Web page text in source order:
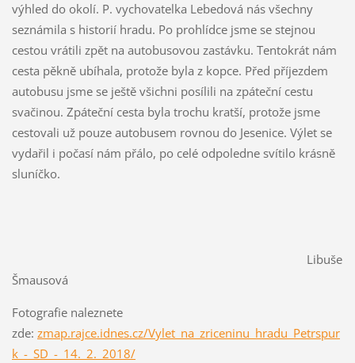
výhled do okolí. P. vychovatelka Lebedová nás všechny
seznámila s historií hradu. Po prohlídce jsme se stejnou
cestou vrátili zpět na autobusovou zastávku. Tentokrát nám
cesta pěkně ubíhala, protože byla z kopce. Před příjezdem
autobusu jsme se ještě všichni posílili na zpáteční cestu
svačinou. Zpáteční cesta byla trochu kratší, protože jsme
cestovali už pouze autobusem rovnou do Jesenice. Výlet se
vydařil i počasí nám přálo, po celé odpoledne svítilo krásně
sluníčko.
Libuše
Šmausová
Fotografie naleznete
zde: zmap.rajce.idnes.cz/Vylet_na_zriceninu_hradu_Petrspur
k_-_SD_-_14._2._2018/